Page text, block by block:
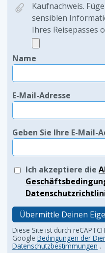
Kaufnachweis.
sensiblen
Ihres Reisepasses
Name
E-Mail-Adresse
Geben Sie Ihre E-Mail-
Ich akzeptiere die
Übermittle Deinen
Diese Site ist durch
Google Bedingungen der
Datenschutzbestimmungen .